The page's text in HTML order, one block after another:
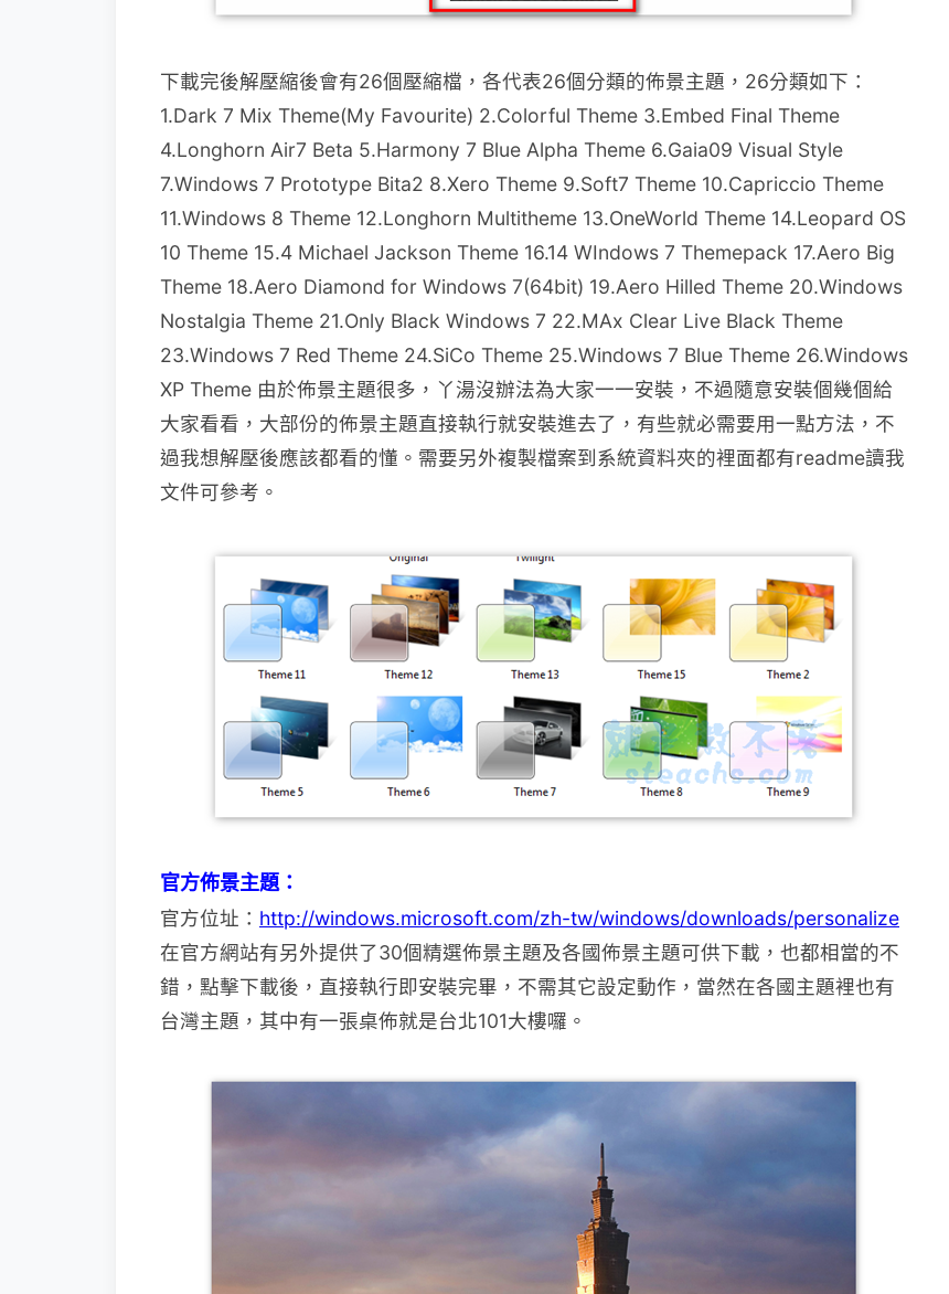
下載完後解壓縮後會有26個壓縮檔，各代表26個分類的佈景主題，26分類如下：
1.Dark 7 Mix Theme(My Favourite) 2.Colorful Theme 3.Embed Final Theme
4.Longhorn Air7 Beta 5.Harmony 7 Blue Alpha Theme 6.Gaia09 Visual Style
7.Windows 7 Prototype Bita2 8.Xero Theme 9.Soft7 Theme 10.Capriccio Theme
11.Windows 8 Theme 12.Longhorn Multitheme 13.OneWorld Theme 14.Leopard OS
10 Theme 15.4 Michael Jackson Theme 16.14 WIndows 7 Themepack 17.Aero Big
Theme 18.Aero Diamond for Windows 7(64bit) 19.Aero Hilled Theme 20.Windows
Nostalgia Theme 21.Only Black Windows 7 22.MAx Clear Live Black Theme
23.Windows 7 Red Theme 24.SiCo Theme 25.Windows 7 Blue Theme 26.Windows
XP Theme 由於佈景主題很多，丫湯沒辦法為大家一一安裝，不過隨意安裝個幾個給
大家看看，大部份的佈景主題直接執行就安裝進去了，有些就必需要用一點方法，不
過我想解壓後應該都看的懂。需要另外複製檔案到系統資料夾的裡面都有readme讀我
文件可參考。
官方佈景主題：
官方位址： http://windows.microsoft.com/zh-tw/windows/downloads/personalize
在官方網站有另外提供了30個精選佈景主題及各國佈景主題可供下載，也都相當的不
錯， 點擊下載後，直接執行即安裝完畢，不需其它設定動作，當然在各國主題裡也有
台灣主題，其中有一張桌佈就是台北101大樓囉。